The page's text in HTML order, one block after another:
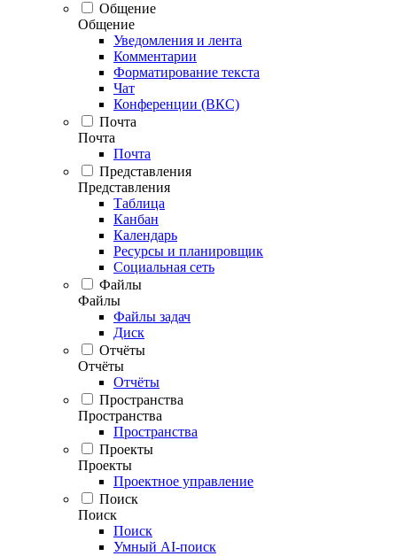
Общение
Общение
Уведомления и лента
Комментарии
Форматирование текста
Чат
Конференции (ВКС)
Почта
Почта
Почта
Представления
Представления
Таблица
Канбан
Календарь
Ресурсы и планировщик
Социальная сеть
Файлы
Файлы
Файлы задач
Диск
Отчёты
Отчёты
Отчёты
Пространства
Пространства
Пространства
Проекты
Проекты
Проектное управление
Поиск
Поиск
Поиск
Умный AI-поиск